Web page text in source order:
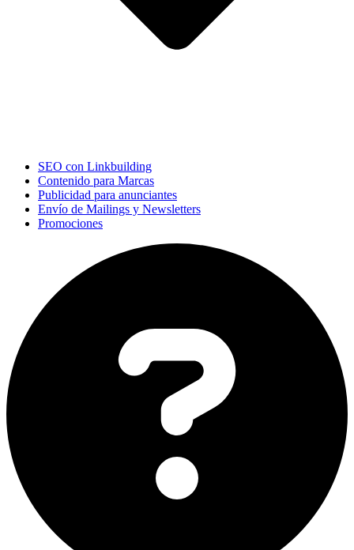
SEO con Linkbuilding
Contenido para Marcas
Publicidad para anunciantes
Envío de Mailings y Newsletters
Promociones